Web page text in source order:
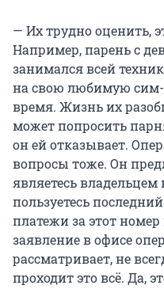
— Их трудно оценить,
Например, парень с
занимался всей
на свою любимую
время. Жизнь их
может попросить
он ей отказывает.
вопросы тоже. Он
являетесь
пользуетесь
платежи за этот
заявление в офисе
рассматривает, не
проходит это всё. Да,